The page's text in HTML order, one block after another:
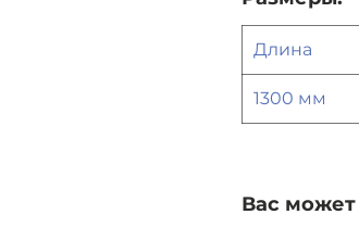
Длина
1300 мм
Вас может